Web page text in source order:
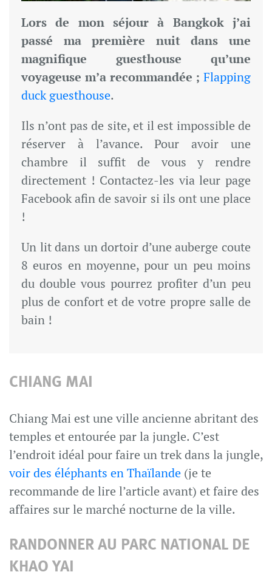
Lors de mon séjour à Bangkok j’ai
passé ma première nuit dans une
magnifique guesthouse qu’une
voyageuse m’a recommandée ; Flapping
duck guesthouse.
Ils n’ont pas de site, et il est impossible de
réserver à l’avance. Pour avoir une
chambre il suffit de vous y rendre
directement ! Contactez-les via leur page
Facebook afin de savoir si ils ont une place
!
Un lit dans un dortoir d’une auberge coute
8 euros en moyenne, pour un peu moins
du double vous pourrez profiter d’un peu
plus de confort et de votre propre salle de
bain !
CHIANG MAI
Chiang Mai est une ville ancienne abritant des
temples et entourée par la jungle. C’est
l’endroit idéal pour faire un trek dans la jungle,
voir des éléphants en Thaïlande (je te
recommande de lire l’article avant) et faire des
affaires sur le marché nocturne de la ville.
RANDONNER AU PARC NATIONAL DE
KHAO YAI